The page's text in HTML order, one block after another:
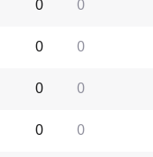
0
0
0
0
0
0
0
0